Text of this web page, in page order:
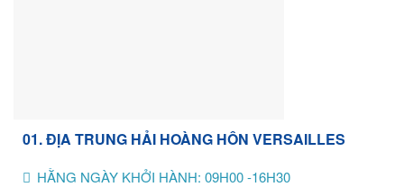
01. ĐỊA TRUNG HẢI HOÀNG HÔN VERSAILLES
HẰNG NGÀY KHỞI HÀNH: 09H00 -16H30